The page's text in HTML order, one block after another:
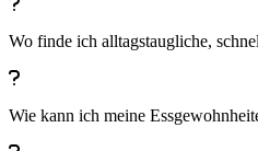
Wo finde ich alltagstaugliche,
Wie kann ich meine